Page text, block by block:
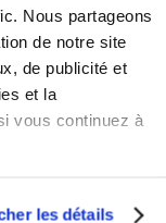
Nous partageons
de notre site
de publicité et
et la
vous continuez à
les détails
de
contre un
matière de